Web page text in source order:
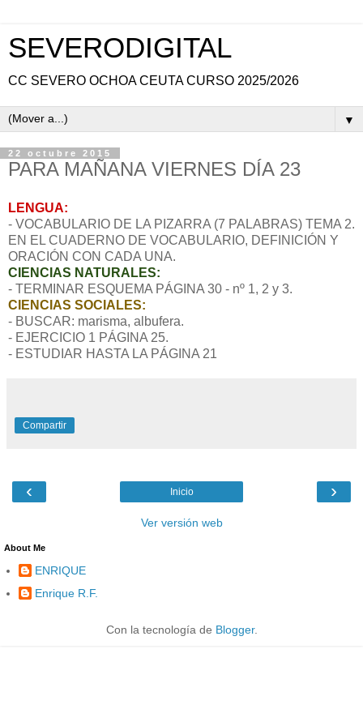
SEVERODIGITAL
CC SEVERO OCHOA CEUTA CURSO 2025/2026
▼
22 octubre 2015
PARA MAÑANA VIERNES DÍA 23
LENGUA:
- VOCABULARIO DE LA PIZARRA (7 PALABRAS) TEMA 2.
EN EL CUADERNO DE VOCABULARIO, DEFINICIÓN Y
ORACIÓN CON CADA UNA.
CIENCIAS NATURALES:
- TERMINAR ESQUEMA PÁGINA 30 - nº 1, 2 y 3.
CIENCIAS SOCIALES:
- BUSCAR: marisma, albufera.
- EJERCICIO 1 PÁGINA 25.
- ESTUDIAR HASTA LA PÁGINA 21
Compartir
‹ ›
Inicio
Ver versión web
About Me
ENRIQUE
Enrique R.F.
Con la tecnología de Blogger.